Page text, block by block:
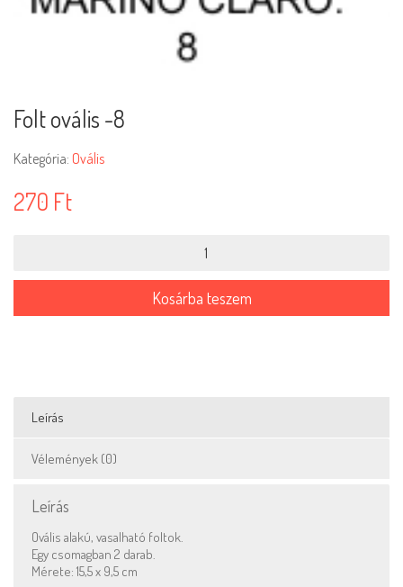
Folt ovális -8
Kategória: Ovális
270 Ft
-8
Kosárba teszem
Leírás
Vélemények (0)
Leírás
Ovális alakú, vasalható foltok.
Egy csomagban 2 darab.
Mérete: 15,5 x 9,5 cm